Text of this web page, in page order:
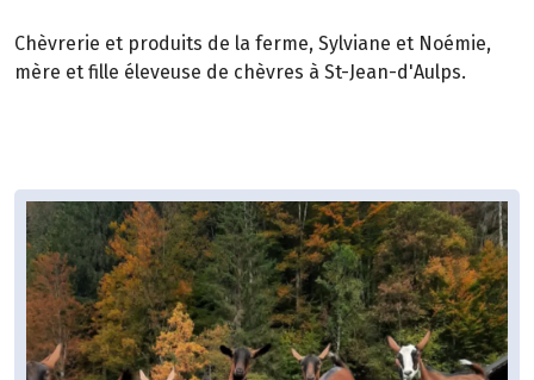
Chèvrerie et produits de la ferme, Sylviane et Noémie,
mère et fille éleveuse de chèvres à St-Jean-d'Aulps.